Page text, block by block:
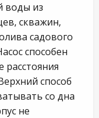
воды из
скважин,
садового
способен
способ
со дна
не